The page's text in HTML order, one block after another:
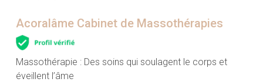
Acoralâme Cabinet de Massothérapies
Massothérapie : Des soins qui soulagent le corps et
éveillent l’âme